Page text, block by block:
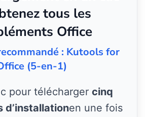
tous les
Office
: Kutools for
(5-en-1)
pour télécharger cinq
d’installationen une fois